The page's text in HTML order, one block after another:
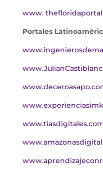
www.
Portales